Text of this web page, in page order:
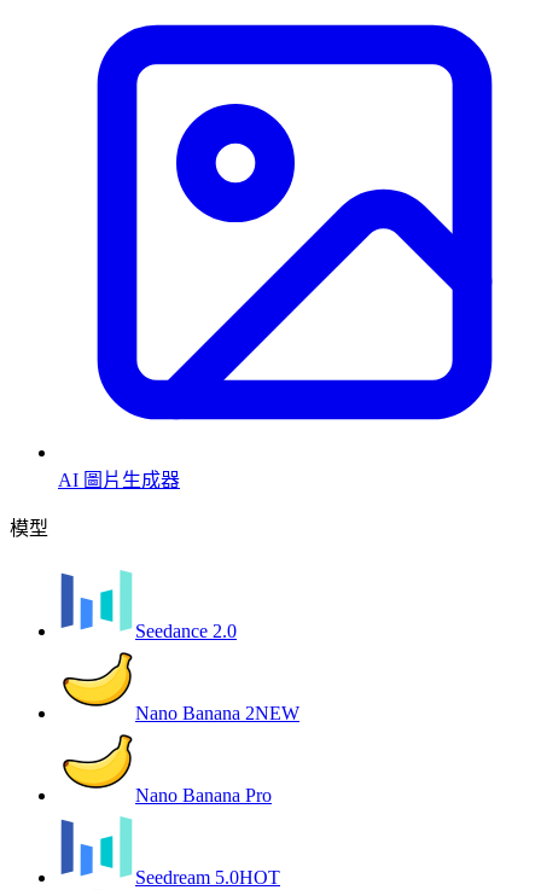
AI 圖片生成器
模型
Seedance 2.0
Nano Banana 2NEW
Nano Banana Pro
Seedream 5.0HOT